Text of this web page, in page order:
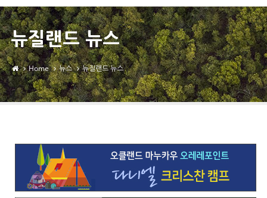
뉴질랜드 뉴스
Home 뉴스 뉴질랜드 뉴스